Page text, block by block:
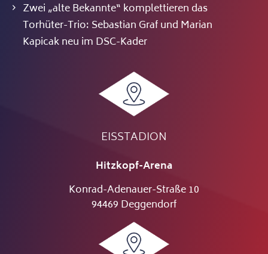
Zwei „alte Bekannte“ komplettieren das
Torhüter-Trio: Sebastian Graf und Marian
Kapicak neu im DSC-Kader
EISSTADION
Hitzkopf-Arena
Konrad-Adenauer-Straße 10
94469 Deggendorf